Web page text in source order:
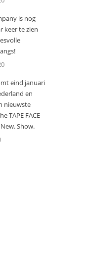
is nog
keer te zien
eind januari
en
nieuwste
TAPE FACE
Show.